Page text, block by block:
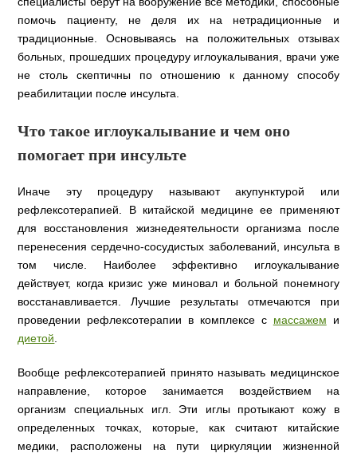
помочь пациенту, не деля их на нетрадиционные и
традиционные. Основываясь на положительных отзывах
больных, прошедших процедуру иглоукалывания, врачи уже
не столь скептичны по отношению к данному способу
реабилитации после инсульта.
Что такое иглоукалывание и чем оно
помогает при инсульте
Иначе эту процедуру называют акупунктурой или
рефлексотерапией. В китайской медицине ее применяют
для восстановления жизнедеятельности организма после
перенесения сердечно-сосудистых заболеваний, инсульта в
том числе. Наиболее эффективно иглоукалывание
действует, когда кризис уже миновал и больной понемногу
восстанавливается. Лучшие результаты отмечаются при
проведении рефлексотерапии в комплексе с массажем и
диетой.
Вообще рефлексотерапией принято называть медицинское
направление, которое занимается воздействием на
организм специальных игл. Эти иглы протыкают кожу в
определенных точках, которые, как считают китайские
медики, расположены на пути циркуляции жизненной